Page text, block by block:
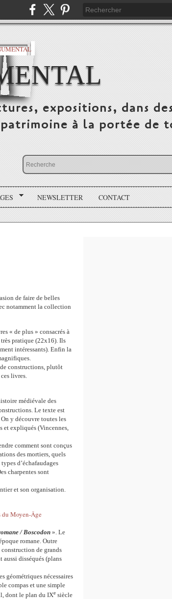
expositions, dans
à la portée de
NEWSLETTER CONTACT
de faire de belles
notamment la collection
« de plus » consacrés à
très pratique (22x16). Ils
intéressants). Enfin la
constructions, plutôt
livres.
médiévale des
Le texte est
y découvre toutes les
et expliqués (Vincennes,
comment sont conçus
des mortiers, quels
d’échafaudages
charpentes sont
et son organisation.
/ Boscodon ». Le
romane. Outre
construction de grands
disséqués (plans
géométriques nécessaires
compas et une simple
dont le plan du IXe siècle